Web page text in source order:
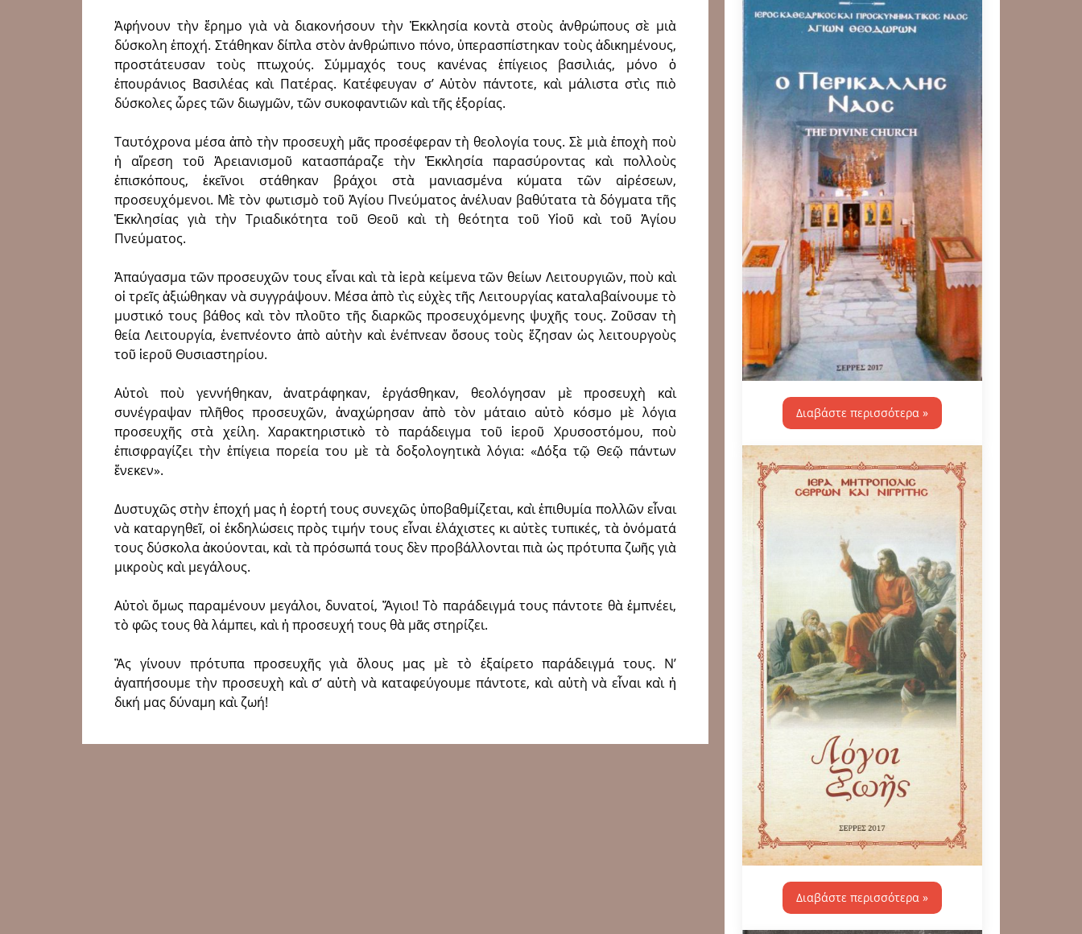
Ἀφήνουν τὴν ἔρημο γιὰ νὰ διακονήσουν τὴν Ἐκκλησία κοντὰ στοὺς ἀνθρώπους σὲ μιὰ
δύσκολη ἐποχή. Στάθηκαν δίπλα στὸν ἀνθρώπινο πόνο, ὑπερασπίστηκαν τοὺς ἀδικημένους,
προστάτευσαν τοὺς πτωχούς. Σύμμαχός τους κανένας ἐπίγειος βασιλιάς, μόνο ὁ
ἐπουράνιος Βασιλέας καὶ Πατέρας. Κατέφευγαν σʼ Αὐτὸν πάντοτε, καὶ μάλιστα στὶς πιὸ
δύσκολες ὧρες τῶν διωγμῶν, τῶν συκοφαντιῶν καὶ τῆς ἐξορίας.
Ταυτόχρονα μέσα ἀπὸ τὴν προσευχὴ μᾶς προσέφεραν τὴ θεολογία τους. Σὲ μιὰ ἐποχὴ ποὺ
ἡ αἵρεση τοῦ Ἀρειανισμοῦ κατασπάραζε τὴν Ἐκκλησία πα­ρα­σύρον­τας καὶ πολλοὺς
ἐπισκόπους, ἐ­κεῖνοι στάθηκαν βράχοι στὰ μανιασμένα κύματα τῶν αἱρέσεων,
προσευχόμενοι. Μὲ τὸν φωτισμὸ τοῦ Ἁγίου Πνεύματος ἀνέλυαν βαθύτατα τὰ δόγματα τῆς
Ἐκκλησίας γιὰ τὴν Τριαδικότητα τοῦ Θεοῦ καὶ τὴ θεότητα τοῦ Υἱοῦ καὶ τοῦ Ἁγίου
Πνεύματος.
Ἀπαύγασμα τῶν προσευχῶν τους εἶ­ναι καὶ τὰ ἱερὰ κείμενα τῶν θείων Λειτουργιῶν, ποὺ καὶ
οἱ τρεῖς ἀξιώθηκαν νὰ συγγράψουν. Μέσα ἀπὸ τὶς εὐχὲς τῆς Λει­τουργίας καταλαβαίνουμε τὸ
μυστικό τους βάθος καὶ τὸν πλοῦτο τῆς διαρκῶς προσ­ευχόμενης ψυχῆς τους. Ζοῦ­σαν τὴ
θεία Λειτουργία, ἐνεπνέοντο ἀπὸ αὐτὴν καὶ ἐνέπνεαν ὅσους τοὺς ἔζησαν ὡς λειτουργοὺς
τοῦ ἱεροῦ Θυσιαστηρίου.
Αὐτοὶ ποὺ γεννήθηκαν, ἀνατράφηκαν, ἐργάσθηκαν, θεολόγησαν μὲ προσ­ευχὴ καὶ
συνέγραψαν πλῆθος προσευχῶν, ἀ­ναχώρησαν ἀπὸ τὸν μάταιο αὐτὸ κόσμο μὲ λόγια
προσευχῆς στὰ χείλη. Χαρακτηριστικὸ τὸ παράδει­γμα τοῦ ἱεροῦ Χρυσοστόμου, ποὺ
ἐπισφραγίζει τὴν ἐπίγεια πορεία του μὲ τὰ δοξολογητικὰ λόγια: «Δόξα τῷ Θεῷ πάντων
ἕνεκεν».
Δυστυχῶς στὴν ἐποχή μας ἡ ἑορτή τους συνεχῶς ὑποβαθμίζεται, καὶ ἐπιθυμία πολλῶν εἶναι
νὰ καταρ­γηθεῖ, οἱ ἐκδηλώσεις πρὸς τιμήν τους εἶναι ἐλάχιστες κι αὐτὲς τυπικές, τὰ ὀνόματά
τους δύσκολα ἀκούον­ται, καὶ τὰ πρόσωπά τους δὲν προβάλλονται πιὰ ὡς πρότυπα ζωῆς γιὰ
μικροὺς καὶ μεγάλους.
Αὐτοὶ ὅμως παραμένουν μεγάλοι, δυ­νατοί, Ἅγιοι! Τὸ παράδειγμά τους πάν­τοτε θὰ ἐμπνέει,
τὸ φῶς τους θὰ λάμπει, καὶ ἡ προσευχή τους θὰ μᾶς στηρίζει.
Ἂς γίνουν πρότυπα προσευχῆς γιὰ ὅ­­λους μας μὲ τὸ ἐξαίρετο παράδειγμά τους. Ν’
ἀγαπήσουμε τὴν προ­σευχὴ καὶ σʼ αὐτὴ νὰ καταφεύγουμε πάντοτε, καὶ αὐτὴ νὰ εἶναι καὶ ἡ
δική μας δύναμη καὶ ζωή!
Διαβάστε περισσότερα »
Διαβάστε περισσότερα »